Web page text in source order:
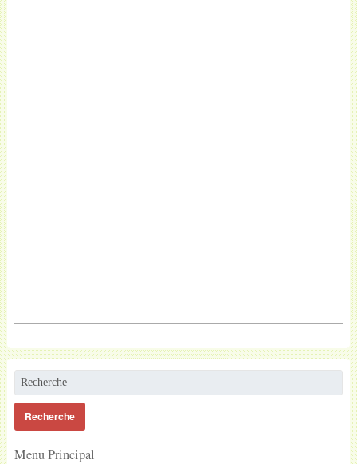
Menu Principal